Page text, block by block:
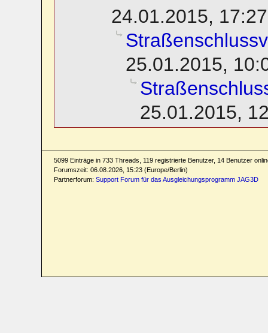
24.01.2015, 17:27
25.01.2015,
25.01.2015,
5099 Einträge in 733 Threads, 119 registrierte Benutzer, 14 Benutzer
Forumszeit: 06.08.2026, 15:23 (Europe/Berlin)
Partnerforum: Support Forum für das Ausgleichungsprogramm JAG3D